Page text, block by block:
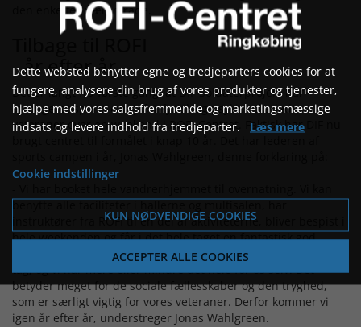
den enkeltes nærområde.
- år efter år
Det er langt fra første gang, at DIF Soldaterprojekt har
arrangeret sports camp for fysisk og psykisk skadede
veteraner over en weekend i ROFI-Centret. Faktisk har DIF nu
benytte alle faciliteter i hallerne og multisalen, har
instruktører fra ROFI til en del af aktiviteterne, bliver bespist i
hele weekenden og får i det hele taget en fantastisk god
service. Det er – bortset fra svømmehallen – samlet under ét
tag, og vi har mere eller mindre det hele for os selv. Det
betyder meget for de sociale fællesskaber og den tryghed,
som er særligt vigtig for vores veteraner. Derfor kommer vi
igen år efter år, understreger Jonas Wahlgreen.
Dette websted benytter egne og tredjeparters cookies for at
fungere, analysere din brug af vores produkter og tjenester,
hjælpe med vores salgsfremmende og marketingsmæssige
indsats og levere indhold fra tredjeparter. Læs mere
Cookie indstillinger
KUN NØDVENDIGE COOKIES
ACCEPTER ALLE COOKIES